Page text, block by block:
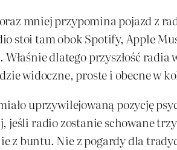
mniej przypomina pojazd z
stoi tam obok Spotify, Apple
dlatego przyszłość radia
widoczne, proste i obecne w
uprzywilejowaną pozycję
jeśli radio zostanie schowane
z buntu. Nie z pogardy dla